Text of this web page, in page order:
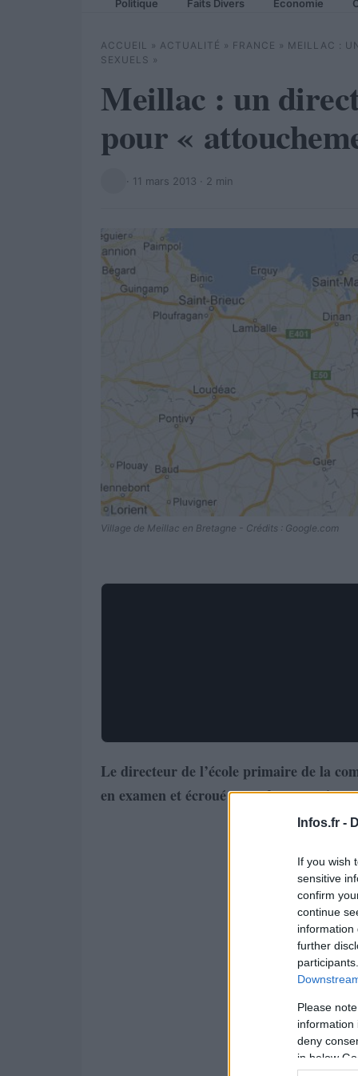
Infos.fr -
If you wish
sensitive
confirm
continue
information
further
Please
information
deny
in below
Politique Faits Divers Economie
ACCUEIL » ACTUALITÉ » FRANCE » MEILLAC :
SEXUELS »
Meillac : un
pour «
· 11 mars 2013 · 2 min
Village de Meillac en Bretagne - Crédits : Google.com
Le directeur de l’école primaire de la
en examen et écroué pour des